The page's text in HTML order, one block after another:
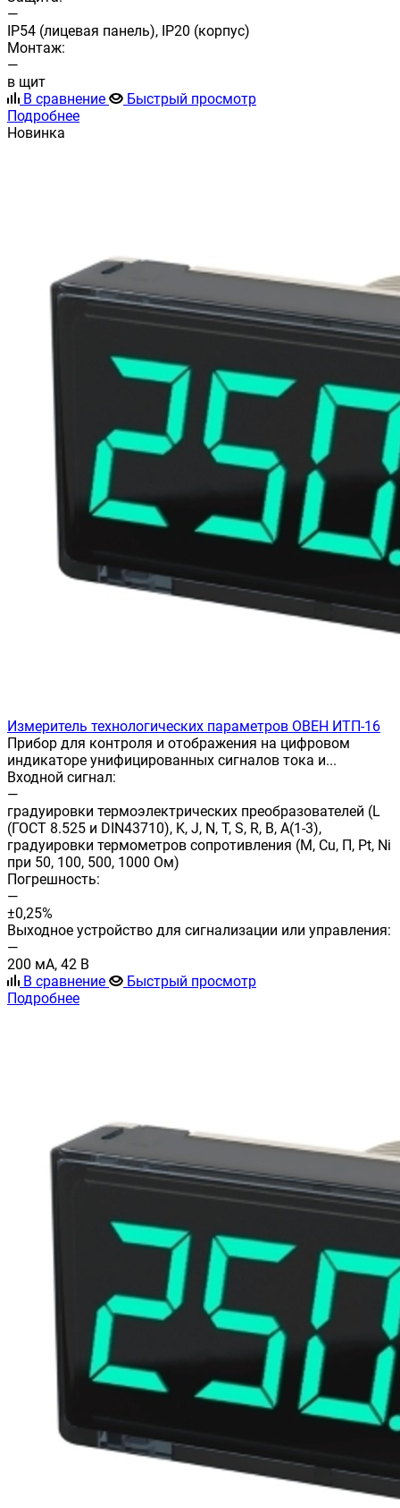
—
IP54 (лицевая панель), IP20 (корпус)
Монтаж:
—
в щит
В сравнение
Быстрый просмотр
Подробнее
Новинка
Измеритель технологических параметров ОВЕН ИТП-16
Прибор для контроля и отображения на цифровом
индикаторе унифицированных сигналов тока и...
Входной сигнал:
—
градуировки термоэлектрических преобразователей (L
(ГОСТ 8.525 и DIN43710), K, J, N, T, S, R, B, A(1-3),
градуировки термометров сопротивления (M, Cu, П, Pt, Ni
при 50, 100, 500, 1000 Ом)
Погрешность:
—
±0,25%
Выходное устройство для сигнализации или управления:
—
200 мА, 42 В
В сравнение
Быстрый просмотр
Подробнее